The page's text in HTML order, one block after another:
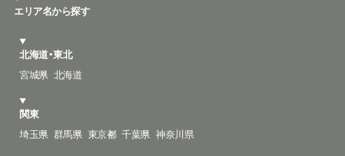
エリア名から探す
北海道・東北
宮城県 北海道
関東
埼玉県 群馬県 東京都 千葉県 神奈川県